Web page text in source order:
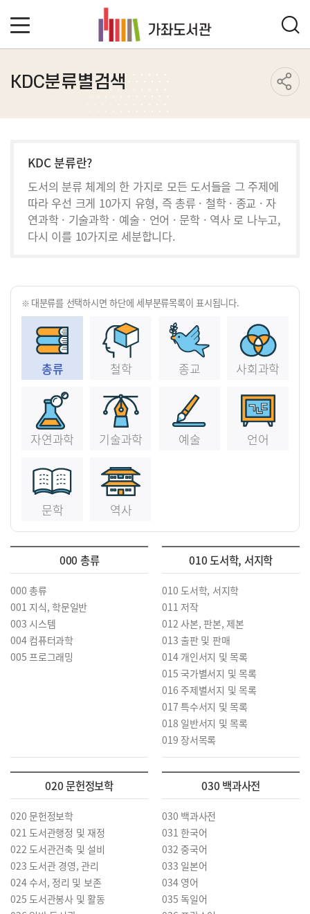
KDC분류별검색
KDC 분류란?
도서의 분류 체계의 한 가지로 모든 도서들을 그 주제에
따라 우선 크게 10가지 유형, 즉 총류 · 철학 · 종교 · 자
연과학 · 기술과학 · 예술 · 언어 · 문학 · 역사 로 나누고,
다시 이를 10가지로 세분합니다.
대분류를 선택하시면 하단에 세부분류목록이 표시됩니다.
총류 철학 종교 사회과학
자연과학 기술과학 예술 언어
문학 역사
000 총류
000 총류
001 지식, 학문일반
003 시스템
004 컴퓨터과학
005 프로그래밍
010 도서학, 서지학
010 도서학, 서지학
011 저작
012 사본, 판본, 제본
013 출판 및 판매
014 개인서지 및 목록
015 국가별서지 및 목록
016 주제별서지 및 목록
017 특수서지 및 목록
018 일반서지 및 목록
019 장서목록
020 문헌정보학
020 문헌정보학
021 도서관행정 및 재정
022 도서관건축 및 설비
023 도서관 경영, 관리
024 수서, 정리 및 보존
025 도서관봉사 및 활동
030 백과사전
030 백과사전
031 한국어
032 중국어
033 일본어
034 영어
035 독일어